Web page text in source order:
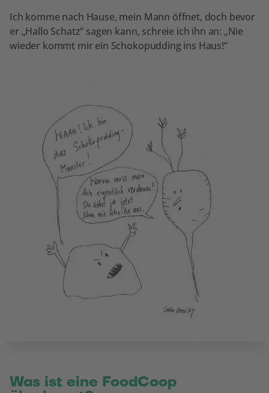
Ich komme nach Hause, mein Mann öffnet, doch bevor
er „Hallo Schatz“ sagen kann, schreie ich ihn an: „Nie
wieder kommt mir ein Schokopudding ins Haus!“
Was ist eine FoodCoop